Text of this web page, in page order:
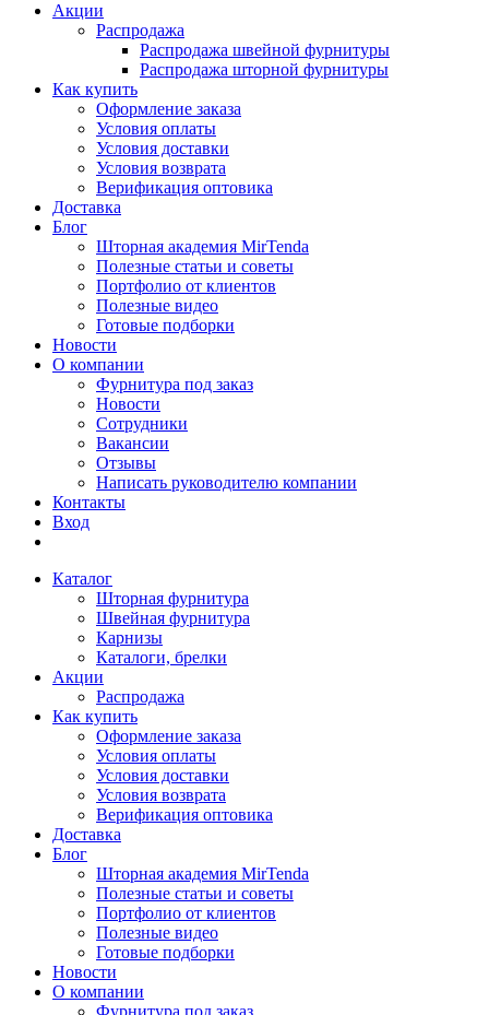
Акции
Распродажа
Распродажа швейной фурнитуры
Распродажа шторной фурнитуры
Как купить
Оформление заказа
Условия оплаты
Условия доставки
Условия возврата
Верификация оптовика
Доставка
Блог
Шторная академия MirTenda
Полезные статьи и советы
Портфолио от клиентов
Полезные видео
Готовые подборки
Новости
О компании
Фурнитура под заказ
Новости
Сотрудники
Вакансии
Отзывы
Написать руководителю компании
Контакты
Вход
Каталог
Шторная фурнитура
Швейная фурнитура
Карнизы
Каталоги, брелки
Акции
Распродажа
Как купить
Оформление заказа
Условия оплаты
Условия доставки
Условия возврата
Верификация оптовика
Доставка
Блог
Шторная академия MirTenda
Полезные статьи и советы
Портфолио от клиентов
Полезные видео
Готовые подборки
Новости
О компании
Фурнитура под заказ